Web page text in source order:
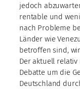
jedoch
rentable und
nach Probleme
Länder wie
betroffen sind,
Der aktuell
Debatte um die
Deutschland